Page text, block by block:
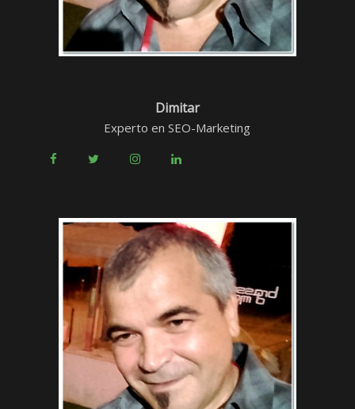
Dimitar
Experto en SEO-Marketing